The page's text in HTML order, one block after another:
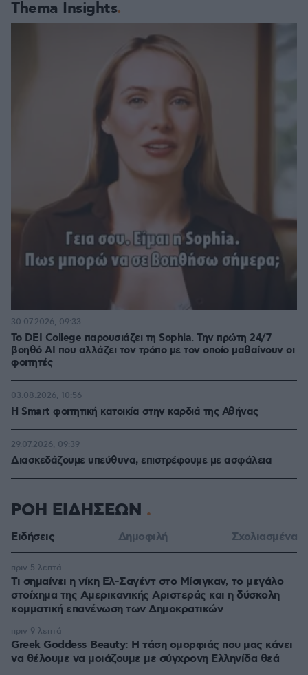
Thema Insights
Το DEI College παρουσιάζει τη Sophia. Την πρώτη 24/7
βοηθό AI που αλλάζει τον τρόπο με τον οποίο μαθαίνουν οι
φοιτητές
30.07.2026, 09:33
Η Smart φοιτητική κατοικία στην καρδιά της Αθήνας
03.08.2026, 10:56
Διασκεδάζουμε υπεύθυνα, επιστρέφουμε με ασφάλεια
29.07.2026, 09:39
ΡΟΗ ΕΙΔΗΣΕΩΝ
Ειδήσεις Δημοφιλή Σχολιασμένα
Τι σημαίνει η νίκη Ελ-Σαγέντ στο Μίσιγκαν, το μεγάλο
στοίχημα της Aμερικανικής Αριστεράς και η δύσκολη
κομματική επανένωση των Δημοκρατικών
πριν 5 λεπτά
Greek Goddess Beauty: Η τάση ομορφιάς που μας κάνει
να θέλουμε να μοιάζουμε με σύγχρονη Ελληνίδα θεά
πριν 9 λεπτά